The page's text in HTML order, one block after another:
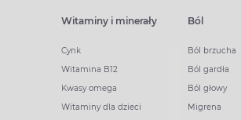
Witaminy i minerały
Cynk
Witamina B12
Kwasy omega
Witaminy dla dzieci
Ból
Ból brzucha
Ból gardła
Ból głowy
Migrena